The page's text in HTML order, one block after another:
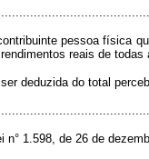
pessoa física
reais de
ser deduzida do total
n° 1.598, de 26 de